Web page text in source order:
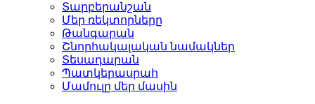
Տարբերանշան
Մեր ռեկտորները
Թանգարան
Շնորհակալական նամակներ
Տեսադարան
Պատկերասրահ
Մամուլը մեր մասին